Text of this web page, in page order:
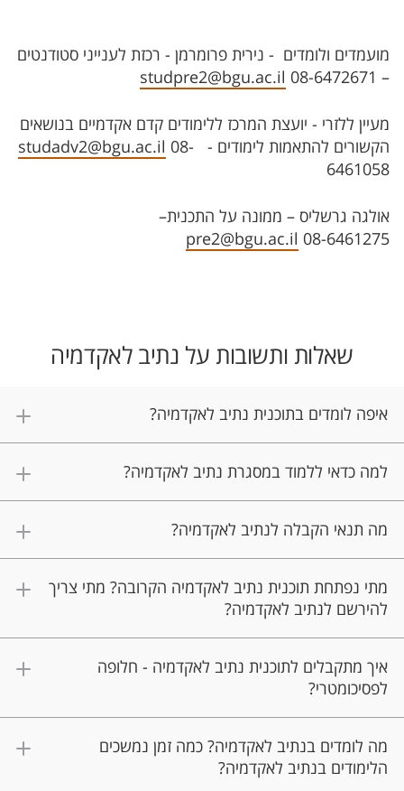
מועמדים ולומדים - נירית פרומרמן - רכזת לענייני סטודנטים
–
studpre2@bgu.ac.il 08-6472671
מעיין ללזרי - יועצת המרכז ללימודים קדם אקדמיים בנושאים
הקשורים להתאמות לימודים -
studadv2@bgu.ac.il 08-
6461058
אולגה גרשליס – ממונה על התכנית–
pre2@bgu.ac.il 08-6461275
שאלות ותשובות על נתיב לאקדמיה
איפה לומדים בתוכנית נתיב לאקדמיה?
למה כדאי ללמוד במסגרת נתיב לאקדמיה?
מה תנאי הקבלה לנתיב לאקדמיה?
מתי נפתחת תוכנית נתיב לאקדמיה הקרובה? מתי צריך
להירשם לנתיב לאקדמיה?
איך מתקבלים לתוכנית נתיב לאקדמיה - חלופה
לפסיכומטרי?
מה לומדים בנתיב לאקדמיה? כמה זמן נמשכים
הלימודים בנתיב לאקדמיה?